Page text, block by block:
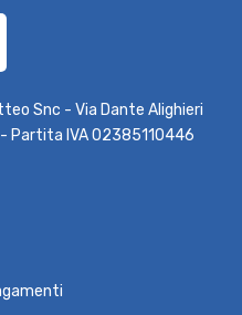
Snc - Via Dante Alighieri
Partita IVA 02385110446